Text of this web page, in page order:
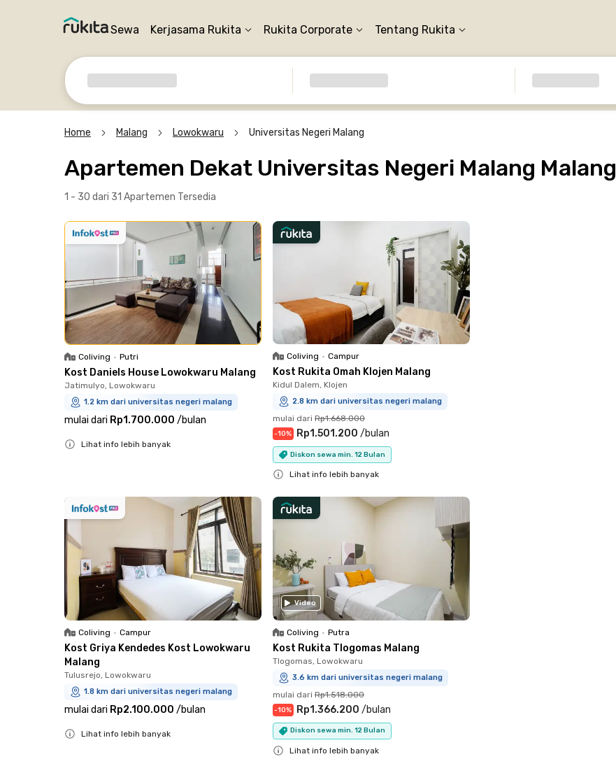
Sewa Kerjasama Rukita Rukita Corporate Tentang Rukita
Home Malang Lowokwaru Universitas Negeri Malang
Apartemen Dekat Universitas Negeri Malang Malang
1 - 30 dari 31 Apartemen Tersedia
Coliving • Putri
Kost Daniels House Lowokwaru Malang
Jatimulyo, Lowokwaru
1.2 km dari universitas negeri malang
mulai dari Rp1.700.000 /bulan
Lihat info lebih banyak
Coliving • Campur
Kost Rukita Omah Klojen Malang
Kidul Dalem, Klojen
2.8 km dari universitas negeri malang
mulai dari Rp1.668.000
-10% Rp1.501.200 /bulan
Diskon sewa min. 12 Bulan
Lihat info lebih banyak
Coliving • Campur
Kost Griya Kendedes Kost Lowokwaru
Malang
Tulusrejo, Lowokwaru
1.8 km dari universitas negeri malang
mulai dari Rp2.100.000 /bulan
Lihat info lebih banyak
Video
Coliving • Putra
Kost Rukita Tlogomas Malang
Tlogomas, Lowokwaru
3.6 km dari universitas negeri malang
mulai dari Rp1.518.000
-10% Rp1.366.200 /bulan
Diskon sewa min. 12 Bulan
Lihat info lebih banyak